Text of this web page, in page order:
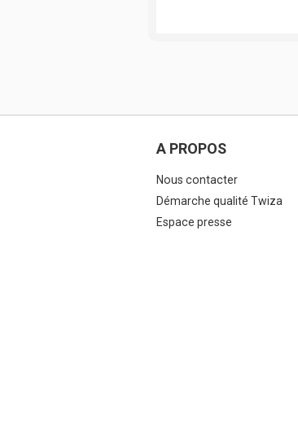
A PROPOS
Nous contacter
Démarche qualité Twiza
Espace presse